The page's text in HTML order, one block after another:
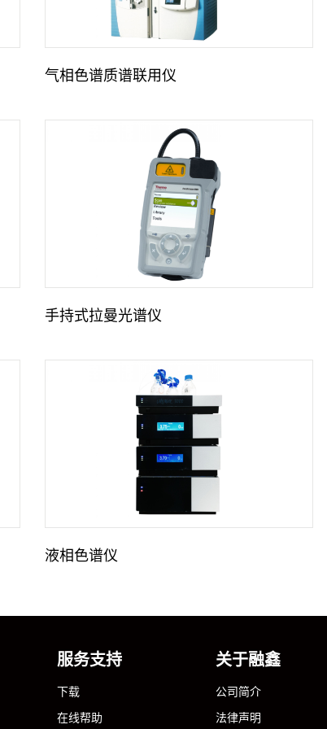
气相色谱质谱联用仪
手持式拉曼光谱仪
液相色谱仪
服务支持
下载
在线帮助
关于融鑫
公司简介
法律声明